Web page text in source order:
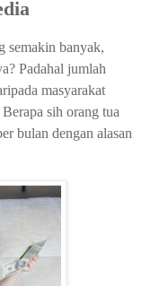
semakin banyak,
Padahal jumlah
masyarakat
sih orang tua
bulan dengan alasan